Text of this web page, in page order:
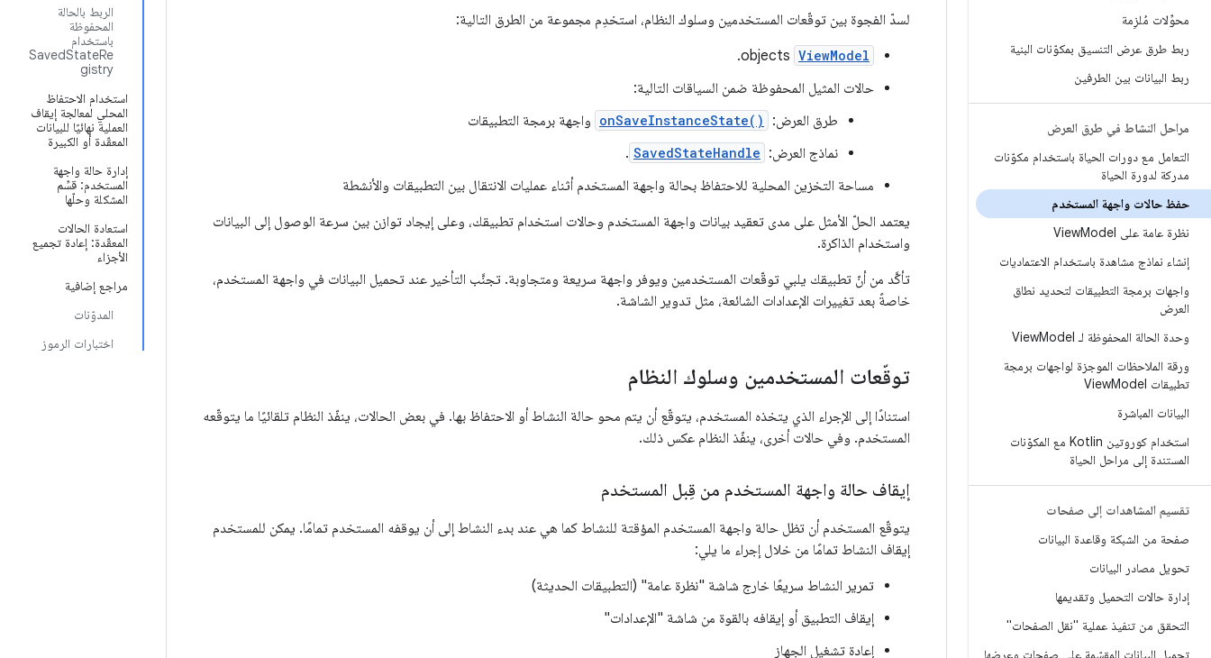
محوِّلات مُلزِمة
ربط طرق عرض التنسيق بمكوّنات البنية
ربط البيانات بين الطرفين
مراحل النشاط في طرق العرض
التعامل مع دورات الحياة باستخدام مكوّنات
مدركة لدورة الحياة
حفظ حالات واجهة المستخدم
نظرة عامة على View Model
إنشاء نماذج مشاهدة باستخدام الاعتماديات
واجهات برمجة التطبيقات لتحديد نطاق
العرض
وحدة الحالة المحفوظة لـ View Model
ورقة الملاحظات الموجزة لواجهات برمجة
تطبيقات View Model
البيانات المباشرة
استخدام كوروتين Kotlin مع المكوّنات
المستندة إلى مراحل الحياة
تقسيم المشاهدات إلى صفحات
صفحة من الشبكة وقاعدة البيانات
تحويل مصادر البيانات
إدارة حالات التحميل وتقديمها
التحقق من تنفيذ عملية "نقل الصفحات"
تحميل البيانات المقسّمة على صفحات وعرضها
الربط بالحالة
المحفوظة
باستخدام
SavedStateRe
gistry
استخدام الاحتفاظ
المحلي لمعالجة إيقاف
العملية نهائيًا للبيانات
المعقّدة أو الكبيرة
إدارة حالة واجهة
المستخدم: قسِّم
المشكلة وحلّها
استعادة الحالات
المعقّدة: إعادة تجميع
الأجزاء
مراجع إضافية
المدوّنات
اختبارات الرموز
لسدّ الفجوة بين توقّعات المستخدمين وسلوك النظام، استخدِم مجموعة من الطرق التالية:
ViewModel
حالات المثيل المحفوظة ضمن السياقات التالية:
طرق العرض:
onSaveInstanceState() واجهة برمجة التطبيقات
نماذج العرض: SavedStateHandle
.
مساحة التخزين المحلية للاحتفاظ بحالة واجهة المستخدم أثناء عمليات الانتقال بين التطبيقات والأنشطة
يعتمد الحلّ الأمثل على مدى تعقيد بيانات واجهة المستخدم وحالات استخدام تطبيقك، وعلى إيجاد توازن بين سرعة الوصول إلى البيانات
واستخدام الذاكرة.
تأكَّد من أنّ تطبيقك يلبي توقّعات المستخدمين ويوفر واجهة سريعة ومتجاوبة. تجنَّب التأخير عند تحميل البيانات في واجهة المستخدم،
خاصةً بعد تغييرات الإعدادات الشائعة، مثل تدوير الشاشة.
توقّعات المستخدمين وسلوك النظام
استنادًا إلى الإجراء الذي يتخذه المستخدم، يتوقّع أن يتم محو حالة النشاط أو الاحتفاظ بها. في بعض الحالات، ينفّذ النظام تلقائيًا ما يتوقّعه
المستخدم. وفي حالات أخرى، ينفّذ النظام عكس ذلك.
إيقاف حالة واجهة المستخدم من قِبل المستخدم
يتوقّع المستخدم أن تظل حالة واجهة المستخدم المؤقتة للنشاط كما هي عند بدء النشاط إلى أن يوقفه المستخدم تمامًا. يمكن للمستخدم
إيقاف النشاط تمامًا من خلال إجراء ما يلي:
تمرير النشاط سريعًا خارج شاشة "نظرة عامة" (التطبيقات الحديثة)
إيقاف التطبيق أو إيقافه بالقوة من شاشة "الإعدادات"
إعادة تشغيل الجهاز